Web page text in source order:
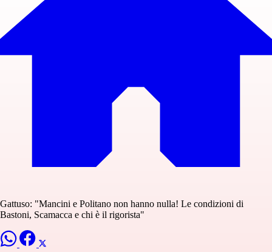
Gattuso: "Mancini e Politano non hanno nulla! Le condizioni di
Bastoni, Scamacca e chi è il rigorista"